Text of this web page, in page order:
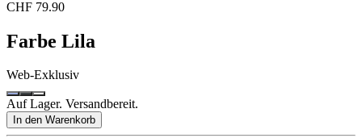
CHF 79.90
Farbe Lila
Web-Exklusiv
Auf Lager. Versandbereit.
In den Warenkorb